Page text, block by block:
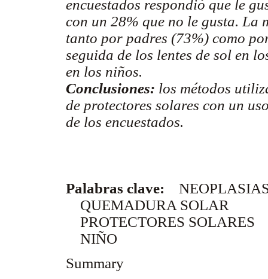
encuestados respondió que le
con un 28% que no le gusta. La
tanto por padres (73%) como
seguida de los lentes de sol en
en los niños.
Conclusiones: los métodos
de protectores solares con un
de los encuestados.
Palabras clave:
QUEMADURA SOLAR
PROTECTORES SOLARES
NIÑO
Summary